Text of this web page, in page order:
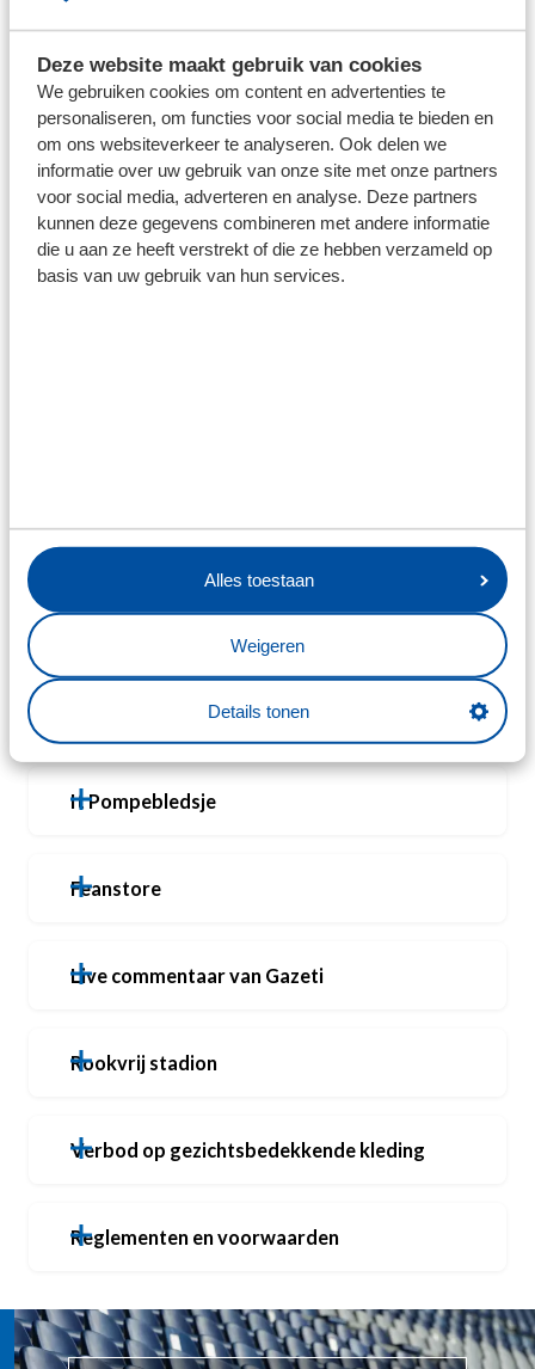
Deze website maakt gebruik van cookies
We gebruiken cookies om content en advertenties te
personaliseren, om functies voor social media te bieden en
om ons websiteverkeer te analyseren. Ook delen we
informatie over uw gebruik van onze site met onze partners
voor social media, adverteren en analyse. Deze partners
kunnen deze gegevens combineren met andere informatie
die u aan ze heeft verstrekt of die ze hebben verzameld op
basis van uw gebruik van hun services.
Alles toestaan
Weigeren
Details tonen
terechtkomen, waardoor wij nog beter kunnen
recyclen. Zo dragen we samen bij aan een schonere
stadionomgeving voor iedereen.
LEES HIER WAT DIT VOOR JOU
BETEKENT
Prijslijst toegangskaarten
Openbaar vervoer
It Pompebledsje
Feanstore
Live commentaar van Gazeti
Rookvrij stadion
Verbod op gezichtsbedekkende kleding
Reglementen en voorwaarden